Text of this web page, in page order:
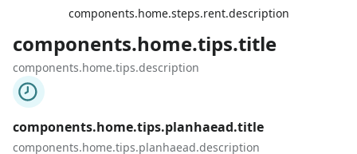
components.home.steps.rent.description
components.home.tips.title
components.home.tips.description
components.home.tips.planhaead.title
components.home.tips.planhaead.description